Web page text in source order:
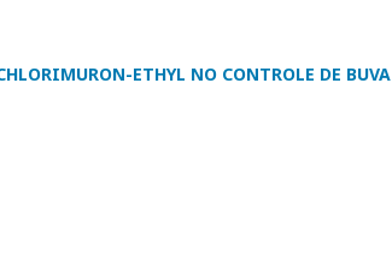
ETHYL NO CONTROLE DE BUVA